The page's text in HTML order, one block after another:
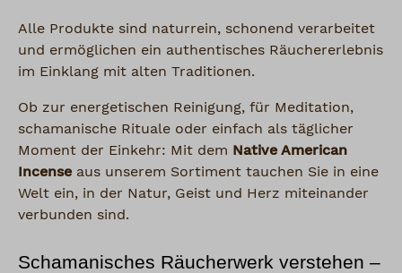
Alle Produkte sind naturrein, schonend verarbeitet
und ermöglichen ein authentisches Räuchererlebnis
im Einklang mit alten Traditionen.
Ob zur energetischen Reinigung, für Meditation,
schamanische Rituale oder einfach als täglicher
Moment der Einkehr: Mit dem Native American
Incense aus unserem Sortiment tauchen Sie in eine
Welt ein, in der Natur, Geist und Herz miteinander
verbunden sind.
Schamanisches Räucherwerk verstehen –